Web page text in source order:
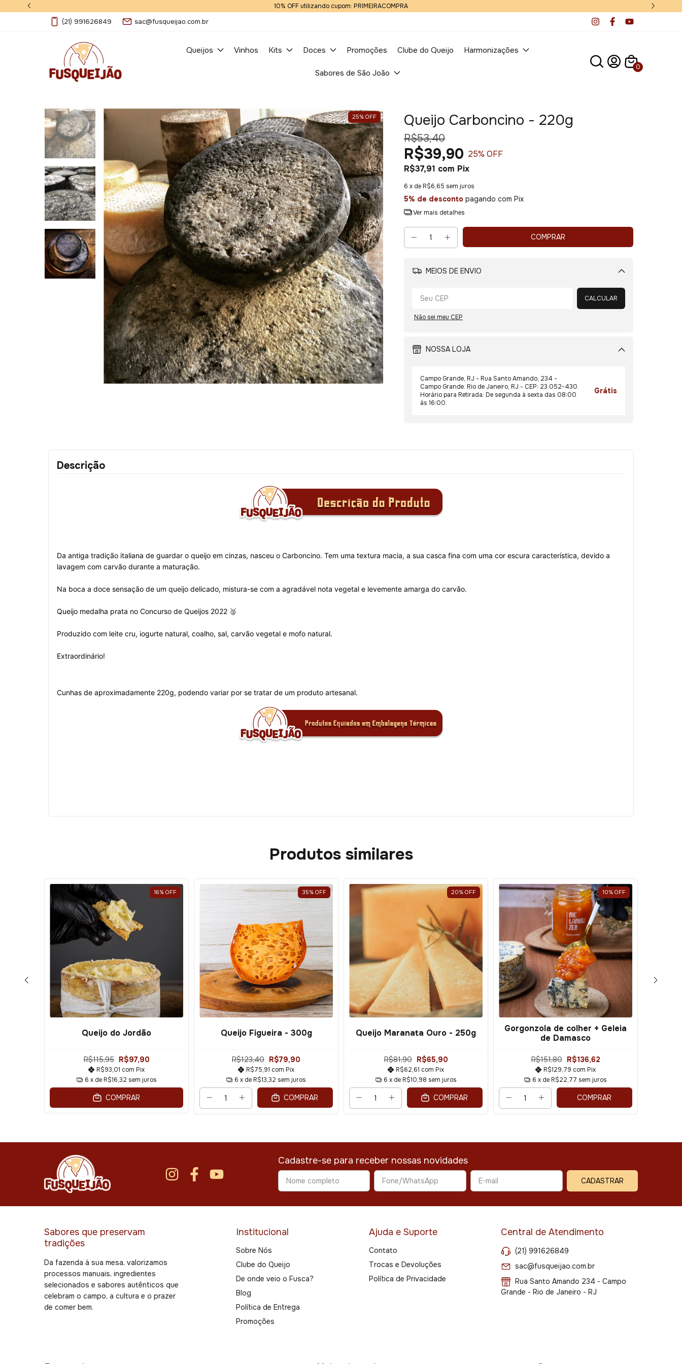
10% OFF utilizando cupom: PRIMEIRACOMPRA
(21) 991626849 sac@fusqueijao.com.br
Queijos Vinhos Kits Doces Promoções Clube do Queijo Harmonizações
Sabores de São João
0
25% OFF Queijo Carboncino - 220g
R$53,40
R$39,90 25% OFF
R$37,91 com Pix
6 x de R$6,65 sem juros
5% de desconto pagando com Pix
Ver mais detalhes
MEIOS DE ENVIO
Alterar CEP
CALCULAR
Não sei meu CEP
NOSSA LOJA
Campo Grande, RJ - Rua Santo Amando, 234 -
Campo Grande. Rio de Janeiro, RJ - CEP: 23.052-430.
Horário para Retirada: De segunda à sexta das 08:00
às 16:00.
Grátis
Descrição
Da antiga tradição italiana de guardar o queijo em cinzas, nasceu o Carboncino. Tem uma textura macia, a sua casca fina com uma cor escura característica, devido a
lavagem com carvão durante a maturação.
Na boca a doce sensação de um queijo delicado, mistura-se com a agradável nota vegetal e levemente amarga do carvão.
Queijo medalha prata no Concurso de Queijos 2022 🥈
Produzido com leite cru, iogurte natural, coalho, sal, carvão vegetal e mofo natural.
Extraordinário!
Cunhas de aproximadamente 220g, podendo variar por se tratar de um produto artesanal.
Produtos similares
16% OFF
Queijo do Jordão
R$115,95 R$97,90
R$93,01 com Pix
6 x de R$16,32 sem juros
COMPRAR
35% OFF
Queijo Figueira - 300g
R$123,40 R$79,90
R$75,91 com Pix
6 x de R$13,32 sem juros
COMPRAR
20% OFF
Queijo Maranata Ouro - 250g
R$81,90 R$65,90
R$62,61 com Pix
6 x de R$10,98 sem juros
COMPRAR
10% OFF
Gorgonzola de colher + Geleia
de Damasco
R$151,80 R$136,62
R$129,79 com Pix
6 x de R$22,77 sem juros
COMPRAR
Cadastre-se para receber nossas novidades
Sabores que preservam
tradições
Da fazenda à sua mesa, valorizamos
processos manuais, ingredientes
selecionados e sabores autênticos que
celebram o campo, a cultura e o prazer
de comer bem.
Institucional
Sobre Nós
Clube do Queijo
De onde veio o Fusca?
Blog
Política de Entrega
Promoções
Ajuda e Suporte
Contato
Trocas e Devoluções
Política de Privacidade
Central de Atendimento
(21) 991626849
sac@fusqueijao.com.br
Rua Santo Amando 234 - Campo
Grande - Rio de Janeiro - RJ